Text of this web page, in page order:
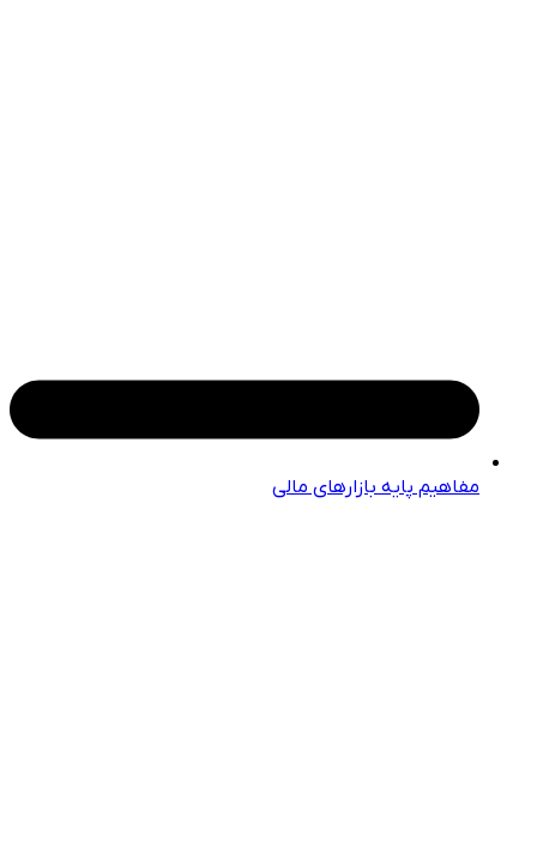
مفاهیم پایه بازارهای مالی